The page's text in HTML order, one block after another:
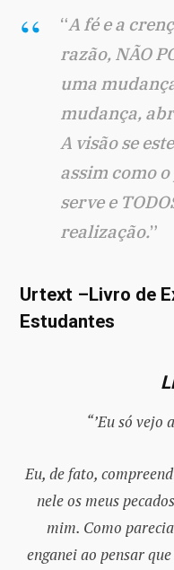
“A fé e a
razão, NÃO
uma
mudança,
A visão se
assim como
serve e
realização.”
Urtext –Livro de
Estudantes
“’Eu só vejo
Eu, de fato,
nele os meus
mim. Como
enganei ao pensar